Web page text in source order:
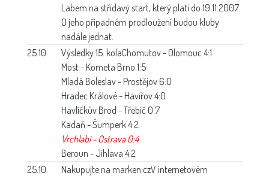
Labem na střídavý start, který platí do 19.11.2007.
O jeho případném prodloužení budou kluby
nadále jednat.
25.10.
Výsledky 15. kolaChomutov - Olomouc 4:1
Most - Kometa Brno 1:5
Mladá Boleslav - Prostějov 6:0
Hradec Králové - Havířov 4:0
Havlíčkův Brod - Třebíč 0:7
Kadaň - Šumperk 4:2
Vrchlabí - Ostrava 0:4
Beroun - Jihlava 4:2
25.10.
Nakupujte na marken.czV internetovém